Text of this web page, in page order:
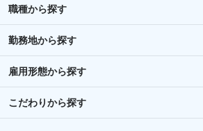
職種から探す
勤務地から探す
雇用形態から探す
こだわりから探す